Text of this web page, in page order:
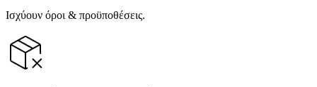
Ισχύουν όροι & προϋποθέσεις.